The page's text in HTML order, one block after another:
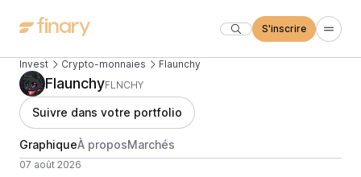
S'inscrire
Invest Crypto-monnaies Flaunchy
FlaunchyFLNCHY
Suivre dans votre portfolio
GraphiqueÀ proposMarchés
07 août 2026